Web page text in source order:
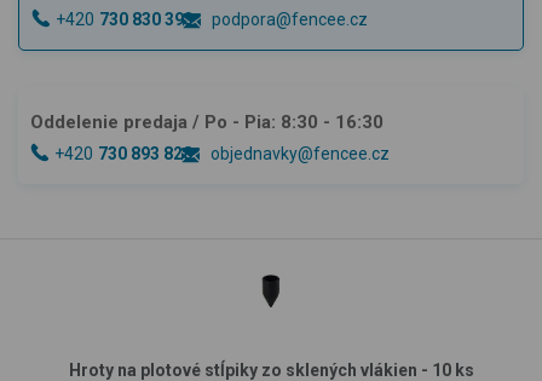
+420 730 830 393 podpora@fencee.cz
Oddelenie predaja / Po - Pia: 8:30 - 16:30
+420 730 893 828 objednavky@fencee.cz
Hroty na plotové stĺpiky zo sklených vlákien - 10 ks